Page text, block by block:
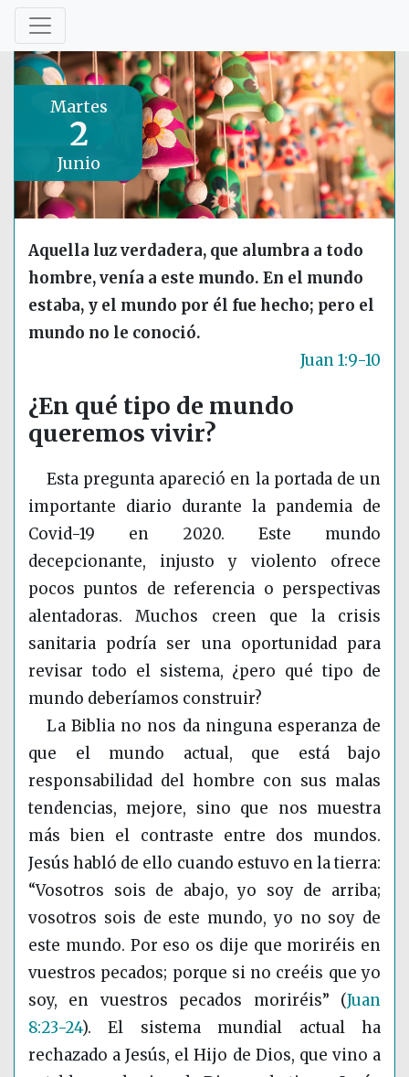
Martes
2
Junio
Aquella luz verdadera, que alumbra a todo
hombre, venía a este mundo. En el mundo
estaba, y el mundo por él fue hecho; pero el
mundo no le conoció.
Juan 1:9-10
¿En qué tipo de mundo
queremos vivir?
Esta pregunta apareció en la portada de un
importante diario durante la pandemia de
Covid-19 en 2020. Este mundo
decepcionante, injusto y violento ofrece
pocos puntos de referencia o perspectivas
alentadoras. Muchos creen que la crisis
sanitaria podría ser una oportunidad para
revisar todo el sistema, ¿pero qué tipo de
mundo deberíamos construir?
La Biblia no nos da ninguna esperanza de
que el mundo actual, que está bajo
responsabilidad del hombre con sus malas
tendencias, mejore, sino que nos muestra
más bien el contraste entre dos mundos.
Jesús habló de ello cuando estuvo en la tierra:
“Vosotros sois de abajo, yo soy de arriba;
vosotros sois de este mundo, yo no soy de
este mundo. Por eso os dije que moriréis en
vuestros pecados; porque si no creéis que yo
soy, en vuestros pecados moriréis” (Juan
8:23-24). El sistema mundial actual ha
rechazado a Jesús, el Hijo de Dios, que vino a